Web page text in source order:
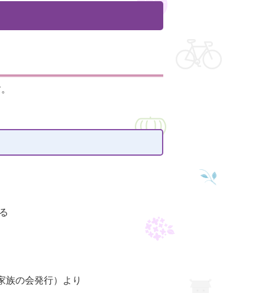
族の会発行）より